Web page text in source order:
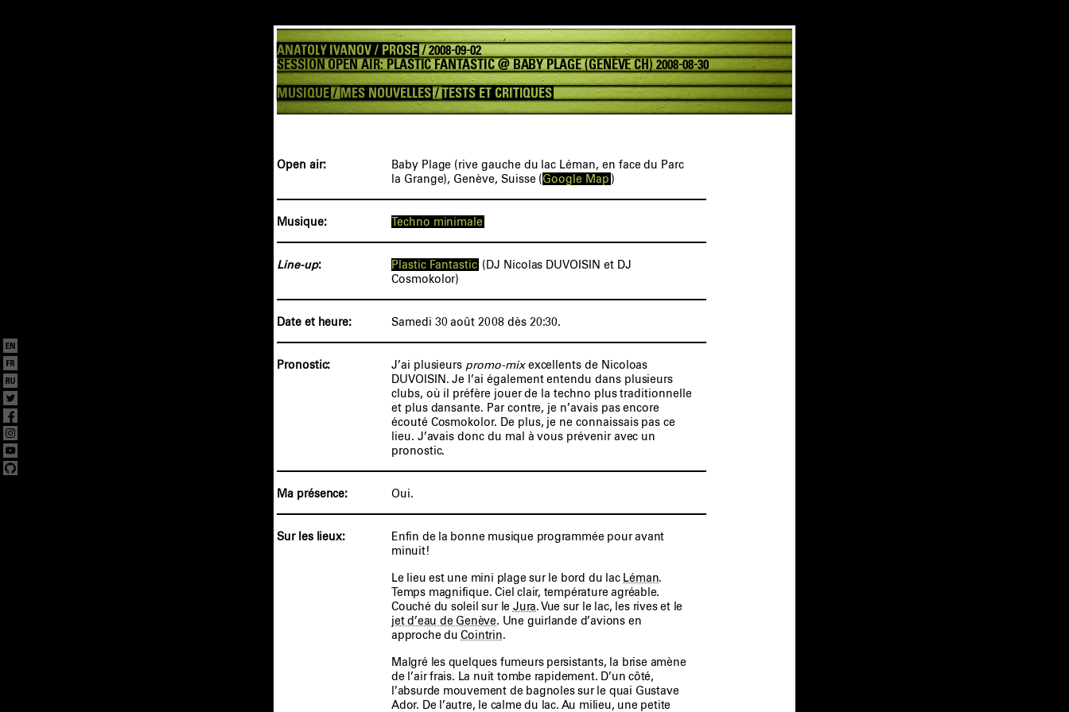
ANATOLY IVANOV / PROSE/ 2008-09-02
SESSION OPEN AIR: PLASTIC FANTASTIC @ BABY PLAGE (GENÈVE CH) 2008-08-30
MUSIQUE/MES NOUVELLES/TESTS ET CRITIQUES
Open air:
Baby Plage (rive gauche du lac Léman, en face du Parc
la Grange), Genève, Suisse (Google Map )
Musique: Techno minimale
Line-up: Plastic Fantastic (DJ Nicolas DUVOISIN et DJ
Cosmokolor)
Date et heure: Samedi 30 août 2008 dès 20:30.
Pronostic: J’ai plusieurs promo-mixexcellents de Nicoloas
DUVOISIN. Je l’ai également entendu dans plusieurs
clubs, où il préfère jouer de la techno plus traditionnelle
et plus dansante. Par contre, je n’avais pas encore
écouté Cosmokolor. De plus, je ne connaissais pas ce
lieu. J’avais donc du mal à vous prévenir avec un
pronostic.
Ma présence: Oui.
Sur les lieux:
Enfin de la bonne musique programmée pour avant
minuit!
Le lieu est une mini plage sur le bord du lac Léman.
Temps magnifique. Ciel clair, température agréable.
Couché du soleil sur le Jura. Vue sur le lac, les rives et le
jet d’eau de Genève. Une guirlande d’avions en
approche duCointrin.
Malgré les quelques fumeurs persistants, la brise amène
de l’air frais. La nuit tombe rapidement. D’un côté,
l’absurde mouvement de bagnoles sur le quai Gustave
Ador. De l’autre, le calme du lac. Au milieu, une petite